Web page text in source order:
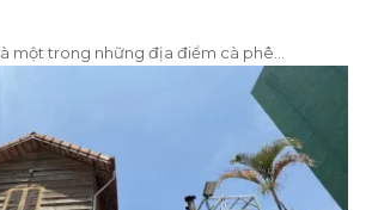
một trong những địa điểm cà phê